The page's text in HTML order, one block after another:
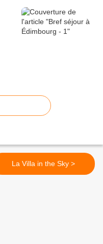
La Villa in the Sky >